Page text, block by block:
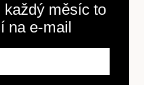
každý měsíc to
na e-mail